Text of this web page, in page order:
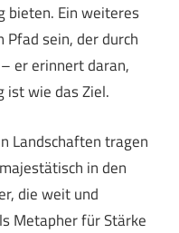
bieten. Ein weiteres
sein, der durch
er erinnert daran,
ist wie das Ziel.
Landschaften tragen
in den
die weit und
Metapher für Stärke